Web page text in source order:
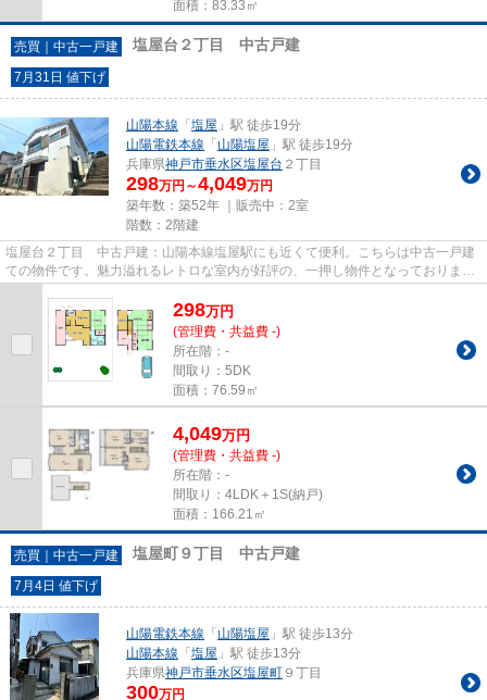
面積：83.33㎡
売買｜中古一戸建 塩屋台２丁目 中古戸建
7月31日 値下げ
山陽本線 「 塩屋 」駅 徒歩19分
山陽電鉄本線 「 山陽塩屋 」駅 徒歩19分
兵庫県神戸市垂水区塩屋台 ２丁目
298万円～4,049万円
築年数：築52年 ｜販売中： 2室
階数：2階建
塩屋台２丁目 中古戸建：山陽本線塩屋駅にも近くて便利。こちらは中古一戸建
ての物件です。魅力溢れるレトロな室内が好評の、一押し物件となっておりま
298万円
(管理費・共益費 -)
所在階：-
間取り：5DK
面積：76.59㎡
4,049万円
(管理費・共益費 -)
所在階：-
間取り：4LDK＋1S(納戸)
面積：166.21㎡
売買｜中古一戸建 塩屋町９丁目 中古戸建
7月4日 値下げ
山陽電鉄本線 「 山陽塩屋 」駅 徒歩13分
山陽本線 「 塩屋 」駅 徒歩13分
兵庫県神戸市垂水区塩屋町 ９丁目
300万円